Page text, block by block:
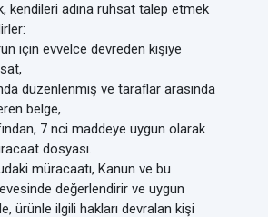
kendileri adına ruhsat talep etmek
için evvelce devreden kişiye
düzenlenmiş ve taraflar arasında
belge,
7 nci maddeye uygun olarak
dosyası.
müracaatı, Kanun ve bu
değerlendirir ve uygun
ürünle ilgili hakları devralan kişi